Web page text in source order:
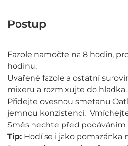
Postup
Fazole namočte na 8 hodin,
hodinu.
Uvařené fazole a ostatní
mixeru a rozmixujte do hladka.
Přidejte ovesnou smetanu
jemnou konzistenci.
Směs nechte před
Tip: Hodí se i jako pomazánka